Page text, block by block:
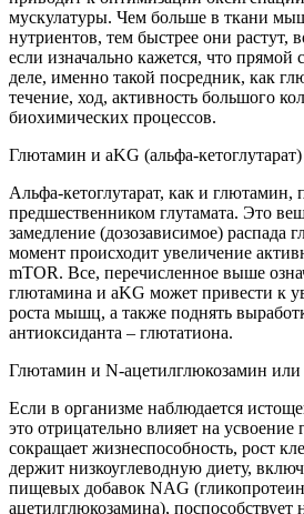
мускулатуры. Чем больше в ткани
нутриентов, тем быстрее они растут,
если изначально кажется, что прямой
деле, именно такой посредник, как
течение, ход, активность большого
биохимических процессов.
Глютамин и aKG (альфа-кетоглутарат)
Альфа-кетоглутарат, как и глютамин,
предшественником глутамата. Это
замедление (дозозависимое) распада
момент происходит увеличение
mTOR. Все, перечисленное выше
глютамина и aKG может привести к
роста мышц, а также поднять
антиоксиданта – глютатиона.
Глютамин и N-ацетилглюкозамин или
Если в организме наблюдается
это отрицательно влияет на
сокращает жизнеспособность, рост
держит низкоуглеводную диету,
пищевых добавок NAG
ацетилглюкозамина), поспособствует